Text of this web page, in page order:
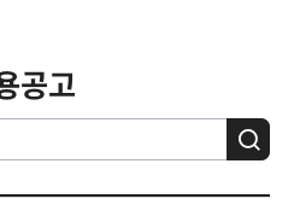
공고